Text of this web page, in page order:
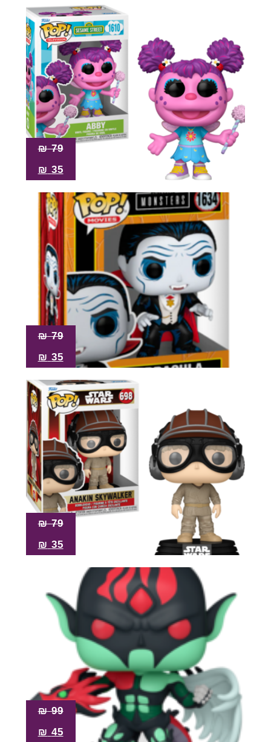
79
₪
35
₪
79
₪
35
₪
79
₪
35
₪
99
₪
45
₪